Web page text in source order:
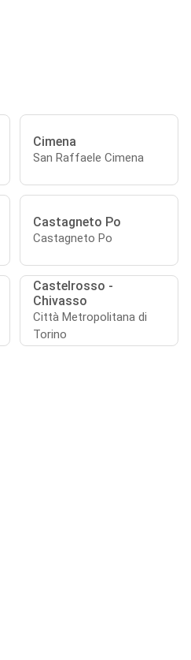
Cimena
San Raffaele Cimena
Castagneto Po
Castagneto Po
Castelrosso -
Chivasso
Città Metropolitana di
Torino